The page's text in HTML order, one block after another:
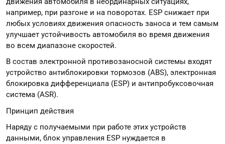
например, при разгоне и на поворотах. ESP снижает при
любых условиях движения опасность заноса и тем самым
улучшает устойчивость автомобиля во время движения
во всем диапазоне скоростей.
В состав электронной противозаносной системы входят
устройство антиблокировки тормозов (ABS), электронная
блокировка дифференциала (ESP) и антипробуксовочная
система (ASR).
Принцип действия
Наряду с получаемыми при работе этих устройств
данными, блок управления ESP нуждается в